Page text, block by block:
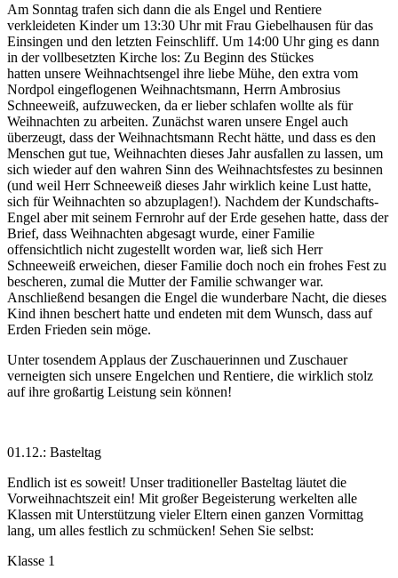
Am Sonntag trafen sich dann die als Engel und Rentiere
verkleideten Kinder um 13:30 Uhr mit Frau Giebelhausen für das
Einsingen und den letzten Feinschliff. Um 14:00 Uhr ging es dann
in der vollbesetzten Kirche los: Zu Beginn des Stückes
hatten unsere Weihnachtsengel ihre liebe Mühe, den extra vom
Nordpol eingeflogenen Weihnachtsmann, Herrn Ambrosius
Schneeweiß, aufzuwecken, da er lieber schlafen wollte als für
Weihnachten zu arbeiten. Zunächst waren unsere Engel auch
überzeugt, dass der Weihnachtsmann Recht hätte, und dass es den
Menschen gut tue, Weihnachten dieses Jahr ausfallen zu lassen, um
sich wieder auf den wahren Sinn des Weihnachtsfestes zu besinnen
(und weil Herr Schneeweiß dieses Jahr wirklich keine Lust hatte,
sich für Weihnachten so abzuplagen!). Nachdem der Kundschafts-
Engel aber mit seinem Fernrohr auf der Erde gesehen hatte, dass der
Brief, dass Weihnachten abgesagt wurde, einer Familie
offensichtlich nicht zugestellt worden war, ließ sich Herr
Schneeweiß erweichen, dieser Familie doch noch ein frohes Fest zu
bescheren, zumal die Mutter der Familie schwanger war.
Anschließend besangen die Engel die wunderbare Nacht, die dieses
Kind ihnen beschert hatte und endeten mit dem Wunsch, dass auf
Erden Frieden sein möge.
Unter tosendem Applaus der Zuschauerinnen und Zuschauer
verneigten sich unsere Engelchen und Rentiere, die wirklich stolz
auf ihre großartig Leistung sein können!
01.12.: Basteltag
Endlich ist es soweit! Unser traditioneller Basteltag läutet die
Vorweihnachtszeit ein! Mit großer Begeisterung werkelten alle
Klassen mit Unterstützung vieler Eltern einen ganzen Vormittag
lang, um alles festlich zu schmücken! Sehen Sie selbst:
Klasse 1